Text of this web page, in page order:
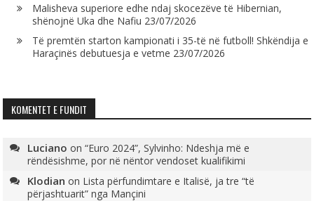
Malisheva superiore edhe ndaj skocezëve të Hibernian,
shënojnë Uka dhe Nafiu 23/07/2026
Të premtën starton kampionati i 35-të në futboll! Shkëndija e
Haraçinës debutuesja e vetme 23/07/2026
KOMENTET E FUNDIT
Luciano on“Euro 2024”, Sylvinho: Ndeshja më e
rëndësishme, por në nëntor vendoset kualifikimi
Klodian on Lista përfundimtare e Italisë, ja tre “të
përjashtuarit” nga Mançini